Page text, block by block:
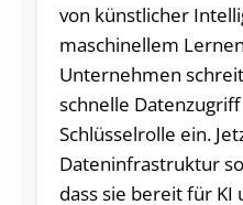
von künstlicher
maschinellem
Unternehmen
schnelle
Schlüsselrolle ein.
Dateninfrastruktur
dass sie bereit für KI